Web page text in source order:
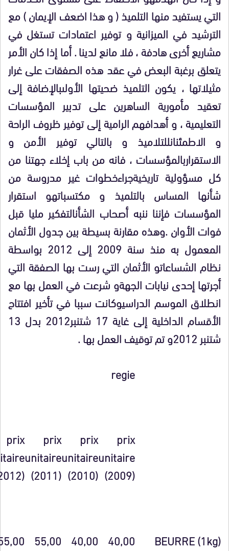
التي يستفيد منها التلميذ ( و هذا اضعف الإيمان ) مع
الترشيد في الميزانية و توفير اعتمادات تستغل في
مشاريع أخرى هادفة ، فلا مانع لدينا . أما إذا كان الأمر
يتعلق برغبة البعض في عقد هذه الصفقات على غرار
مثيلاتها ، يكون التلميذ ضحيتها الأولىبالإضافة إلى
تعقيد مأمورية الساهرين على تدبير المؤسسات
التعليمية ، و أهدافهم الرامية إلى توفير ظروف الراحة
و الاطمئنانللتلاميذ و بالتالي توفير الأمن و
الاستقراربالمؤسسات ، فانه من بابإخلاء جهتنا من
كل مسؤولية تاريخيةجراءخطوات غير مدروسة من
شأنها المساس بالتلميذ و مكتسباتهو استقرار
المؤسسات فإننا ننبه أصحاب الشأنالتفكير مليا قبل
فوات الأوان .وهذه مقارنة بسيطة بين جدول الأثمان
المعمول به منذ سنة 2009 إلى 2012 بواسطة
نظام الشساعاتو الأثمان التي رست بها الصفقة التي
أجرتها إحدى نيابات الجهةو شرعت في العمل بها مع
انطلاق الموسم الدراسيوكانت سببا في تأخير افتتاح
الأقسام الداخلية إلى غاية 17 شتنبر2012 بدل 13
شتنبر 2012
و تم توقيف العمل بها .
regie
prix
unitaire
(2009)
prix
unitaire
(2010)
prix
unitaire
(2011)
prix
(2012)
BEURRE (1kg)
40,00
40,00
55,00